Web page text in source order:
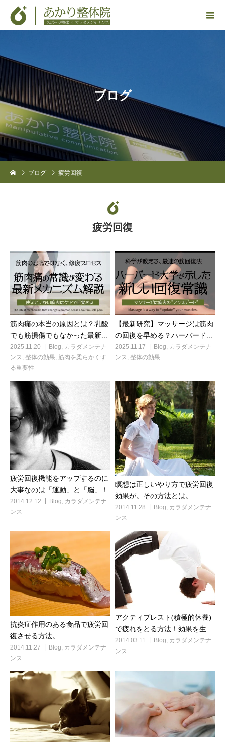
ブログ
ブログ 疲労回復
疲労回復
筋肉痛の本当の原因とは？乳酸
でも筋損傷でもなかった最新...
2025.11.20 Blog, カラダメンテナ
ンス, 整体の効果, 筋肉を柔らかくす
る重要性
【最新研究】マッサージは筋肉
の回復を早める？ハーバード...
2025.11.17 Blog, カラダメンテナ
ンス, 整体の効果
疲労回復機能をアップするのに
大事なのは「運動」と「脳」！
2014.12.12 Blog カラダメンテナ
ンス
瞑想は正しいやり方で疲労回復
効果が。その方法とは。
2014.11.28 Blog カラダメンテナ
ンス
抗炎症作用のある食品で疲労回
復させる方法。
2014.11.27 Blog, カラダメンテナ
ンス
アクティブレスト(積極的休養)
で疲れをとる方法！効果を生...
2014.03.11 Blog, カラダメンテナ
ンス